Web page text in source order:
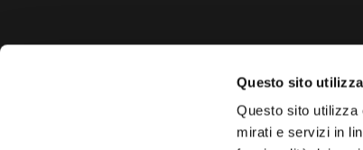
Questo sito
Questo sito utilizza
mirati e servizi in